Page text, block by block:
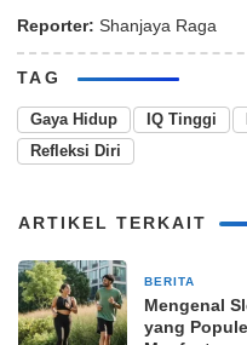
Reporter: Shanjaya Raga
TAG
Gaya Hidup IQ Tinggi
Refleksi Diri
ARTIKEL TERKAIT
BERITA
Mengenal
yang